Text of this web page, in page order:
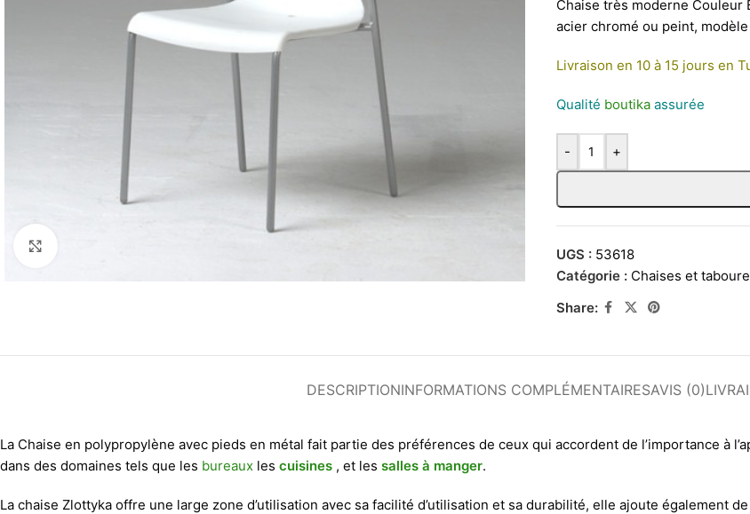
Chaise très moderne Couleur
acier chromé ou peint,
Livraison en 10 à 15 jours en
Qualité boutikaassurée
- +
UGS : 53618
Catégorie : Chaises et
Share:
DESCRIPTIONINFORMATIONS COMPLÉMENTAIRESAVIS (0)
La Chaise en polypropylène avec pieds en métal fait partie des préférences de ceux qui accordent de l’importance à
dans des domaines tels que les bureaux les cuisines , et les salles à manger.
La chaise Zlottyka offre une large zone d’utilisation avec sa facilité d’utilisation et sa durabilité, elle ajoute également